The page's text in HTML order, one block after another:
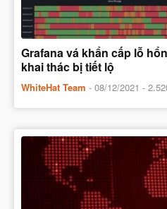
Grafana vá khẩn cấp lỗ
khai thác bị tiết lộ
WhiteHat Team - 08/12/2021 -